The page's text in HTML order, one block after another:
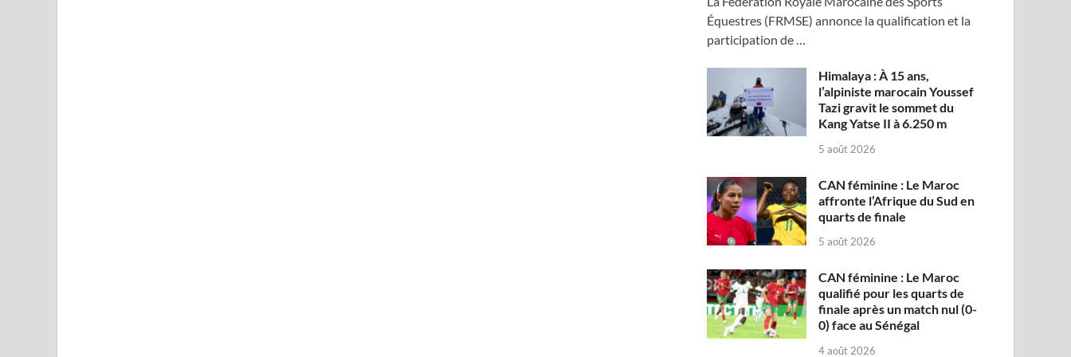
Équestres (FRMSE) annonce la qualification et la
participation de …
Himalaya : À 15 ans,
l’alpiniste marocain Youssef
Tazi gravit le sommet du
Kang Yatse II à 6.250 m
5 août 2026
CAN féminine : Le Maroc
affronte l’Afrique du Sud en
quarts de finale
5 août 2026
CAN féminine : Le Maroc
qualifié pour les quarts de
finale après un match nul (0-
0) face au Sénégal
4 août 2026